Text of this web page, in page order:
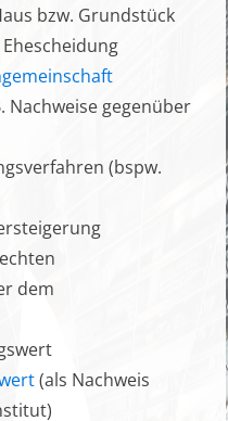
bzw. Grundstück
Nachweise gegenüber
(bspw.
dem
(als Nachweis